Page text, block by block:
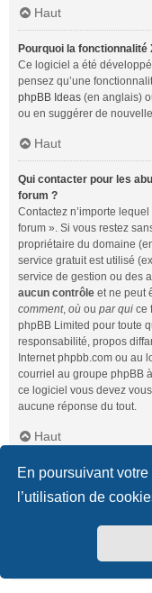
En poursuivant
l’utilisation de
Haut
Pourquoi la fonctionnalité
Ce logiciel a été
pensez qu’une
phpBB Ideas (en anglais)
ou en suggérer de
Haut
Qui contacter pour les
forum ?
Contactez n’importe
forum ». Si vous restez
propriétaire du domaine
service gratuit est utilisé
service de gestion ou des
aucun contrôle et ne peut
comment, où ou par qui ce
phpBB Limited pour toute
responsabilité, propos
Internet phpbb.com ou au
courriel au groupe phpBB
ce logiciel vous devez
aucune réponse du tout.
Haut
Comment puis-je
Pour l’ensemble des
« Nous contacter », si ce